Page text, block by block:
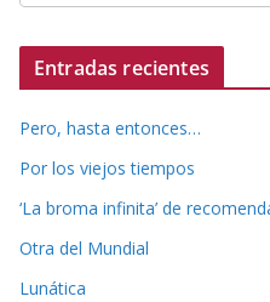
Entradas recientes
Pero, hasta entonces…
Por los viejos tiempos
‘La broma infinita’ de
Otra del Mundial
Lunática